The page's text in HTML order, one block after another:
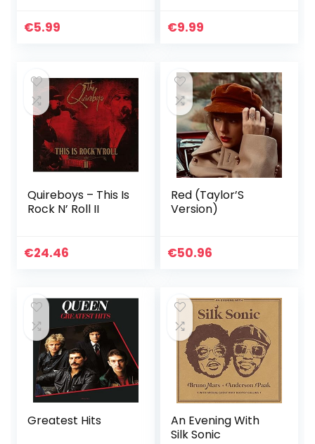
€5.99 €9.99
Quireboys – This Is
Rock N’ Roll II
€24.46
Red (Taylor’S
Version)
€50.96
Greatest Hits
An Evening With
Silk Sonic